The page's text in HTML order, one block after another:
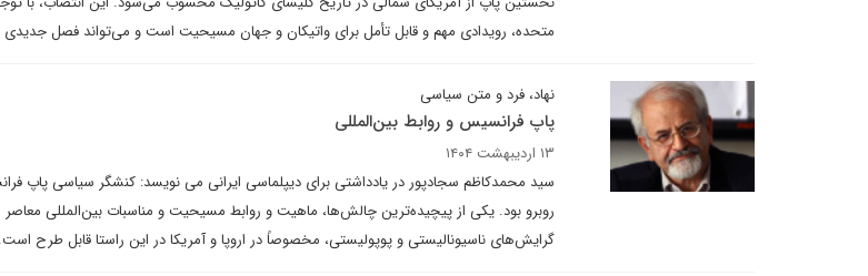
متحده، رویدادی مهم و قابل تأمل برای واتیکان و جهان مسیحیت است و می‌تواند فصل جدیدی
نهاد، فرد و متن سیاسی
پاپ فرانسیس و روابط بین‌المللی
۱۳ اردیبهشت ۱۴۰۴
سید محمدکاظم سجادپور در یادداشتی برای دیپلماسی ایرانی می نویسد: کنشگر سیاسی پاپ
روبرو بود. یکی از پیچیده‌ترین چالش‌ها، ماهیت و روابط مسیحیت و مناسبات بین‌المللی
گرایش‌های ناسیونالیستی و پوپولیستی، مخصوصاً در اروپا و آمریکا در این راستا قابل طرح است.